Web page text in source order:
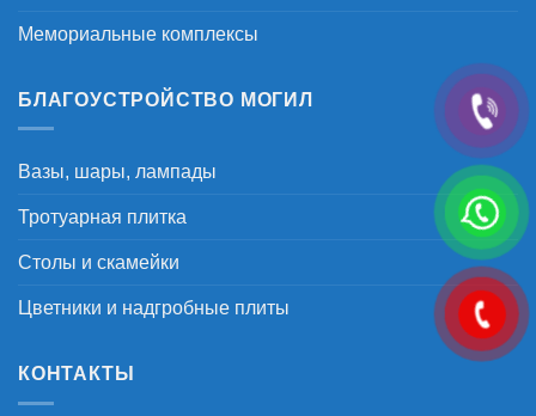
Мемориальные комплексы
БЛАГОУСТРОЙСТВО МОГИЛ
Вазы, шары, лампады
Тротуарная плитка
Столы и скамейки
Цветники и надгробные плиты
КОНТАКТЫ